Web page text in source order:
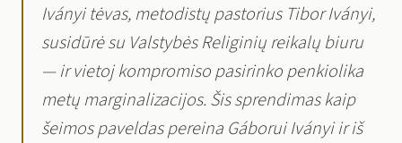
Iványi tėvas, metodistų pastorius Tibor Iványi,
susidūrė su Valstybės Religinių reikalų biuru
— ir vietoj kompromiso pasirinko penkiolika
metų marginalizacijos. Šis sprendimas kaip
šeimos paveldas pereina Gáborui Iványi ir iš